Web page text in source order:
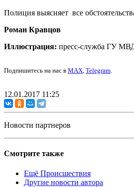
Полиция выясняет все
Роман Кравцов
Иллюстрация: пресс-служба ГУ
Подпишитесь на нас в MAX, Telegram.
12.01.2017 11:25
Новости партнеров
Смотрите также
Ещё Происшествия
Другие новости автора